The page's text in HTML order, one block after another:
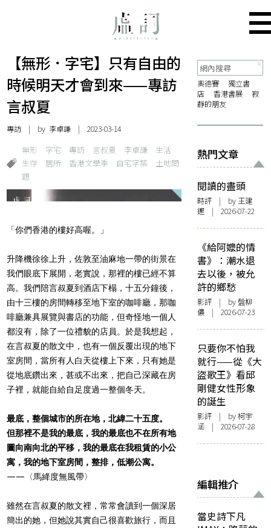
【無形．字宅】只有自由的
時候明天才會到來——專訪
言叔夏
專訪 | by 李卓謙 | 2023-03-14
無形 字宅 專訪 言叔夏 李卓謙
生活
生存
居所 香港文學季 自宅字築
土地問
題
「你們香港的樓好高喔。」
升降機徐徐上升，佐敦至油麻地一帶的街景在
我們眼底下展開，老實說，那裡的樓已經不算
高。我們陪言叔夏到酒店下榻，十五分鐘後，
由十三樓的房間轉移至地下室的咖啡廳，那咖
啡廳兼具展覽與書店的功能，但奇怪地一個人
都沒有，除了一位禮貌的店員。於是我想起，
在言叔夏的散文中，也有一個反覆出現的地下
室房間，當所有人白天從樓上下來，只有她是
從地底鑽出來，甚或不出來，把自己深藏在房
子裡，就能自給自足度過一整個冬天。
最底，整個城市的所在地，北緯二十五度。
但那裡不是我的最底，我的最底也不在所有地
圖向南向北的平移，我的最底在我租賃的小公
寓，我的地下室房間，整排，低潮公寓。
——〈馬絳度無風帶〉
雖然在言叔夏的散文裡，常常會讀到一個深居
簡出的她，但她說其實自己很喜歡旅行，而且
奧德賽
獨立書
店
香港書展
寂
靜的朋友
熱門文章
閱讀的盡頭
時評 | by 王建
鏗 | 2026-07-22
《給阿嬤的情
書》：潮水退
去以後，被允
許的鄉愁
影評 | by 盤柳
儂 | 2026-07-23
只要你不怕我
就行——從《大
盜歌王》看邱
剛健女性形象
的誕生
影評 | by 柯宇
涵 | 2026-07-28
編輯推介
當史詩下凡